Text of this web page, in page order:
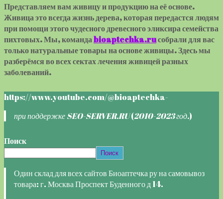
Представляем вам живицу и продукцию на её основе.
Живица это всегда жизнь дерева, которая передастся людям
при помощи этого чудесного древесного эликсира семейства
пихтовых. Мы, командаbioaptechka.ruсобрали для вас
только натуральные товары на основе живицы. Здесь мы
разберёмся во всех сектах лечения живицей разных
заболеваний.
https://www.youtube.com/@bioaptechka-
при поддержке SEO-SERVER.RU(2010-2023 год.)
Поиск
Поиск
Один склад для всех сайтов Биоаптечка ру на самовывоз
товара: г. Москва Проспект Буденного д 14.